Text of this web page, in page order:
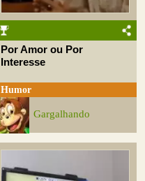
Por Amor ou Por
Interesse
Humor
Gargalhando